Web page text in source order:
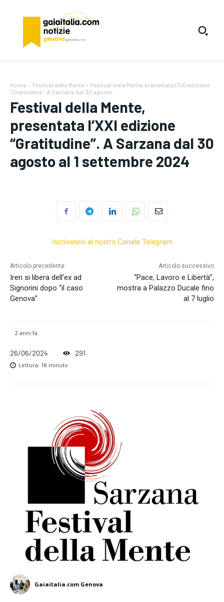
Home Festival della Mente
Festival della Mente, presentata l'XXI edizione
"Gratitudine". A Sarzana dal 30 agosto...
Festival della Mente,
presentata l’XXI edizione
“Gratitudine”. A Sarzana dal 30
agosto al 1 settembre 2024
Iscrivetevi al nostro Canale Telegram
Articolo precedente
Iren si libera dell’ex ad
Signorini dopo “il caso
Genova”
Articolo successivo
“Pace, Lavoro e Libertà”,
mostra a Palazzo Ducale fino
al 7 luglio
2 anni fa
26/06/2024 291
Lettura: 18 minuto
Gaiaitalia.com Genova